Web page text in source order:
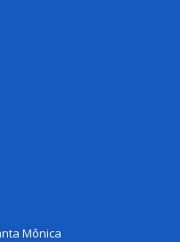
Mônica